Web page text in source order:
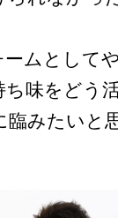
ムとして
味をどう
臨みたいと